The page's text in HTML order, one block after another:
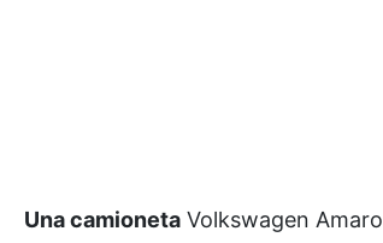
Una camioneta Volkswagen